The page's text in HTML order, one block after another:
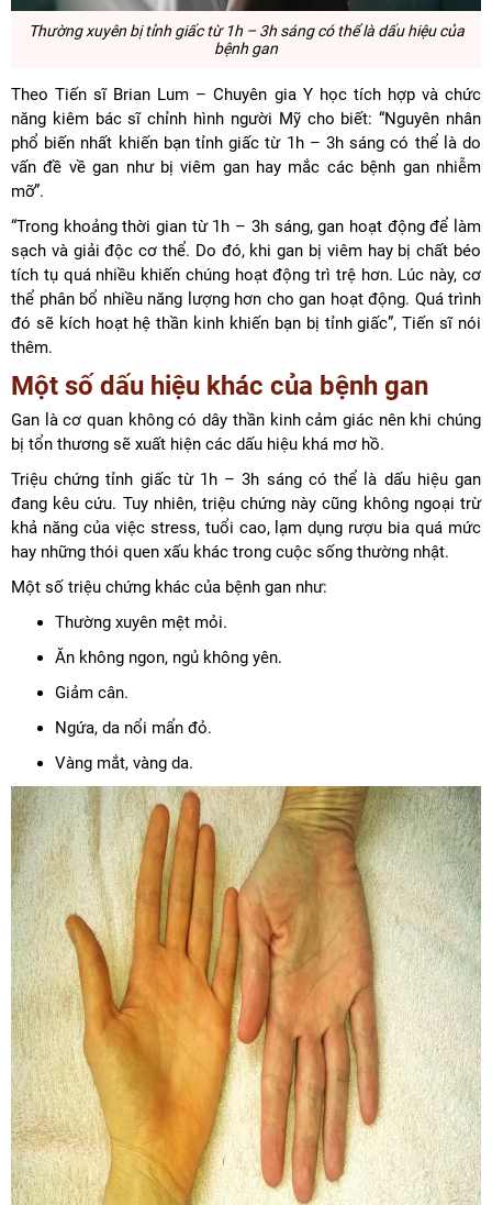
Thường xuyên bị tỉnh giấc từ 1h – 3h sáng có thể là dấu hiệu của
bệnh gan
Theo Tiến sĩ Brian Lum – Chuyên gia Y học tích hợp và chức
năng kiêm bác sĩ chỉnh hình người Mỹ cho biết: “Nguyên nhân
phổ biến nhất khiến bạn tỉnh giấc từ 1h – 3h sáng có thể là do
vấn đề về gan như bị viêm gan hay mắc các bệnh gan nhiễm
mỡ”.
“Trong khoảng thời gian từ 1h – 3h sáng, gan hoạt động để làm
sạch và giải độc cơ thể. Do đó, khi gan bị viêm hay bị chất béo
tích tụ quá nhiều khiến chúng hoạt động trì trệ hơn. Lúc này, cơ
thể phân bổ nhiều năng lượng hơn cho gan hoạt động. Quá trình
đó sẽ kích hoạt hệ thần kinh khiến bạn bị tỉnh giấc”, Tiến sĩ nói
thêm.
Một số dấu hiệu khác của bệnh gan
Gan là cơ quan không có dây thần kinh cảm giác nên khi chúng
bị tổn thương sẽ xuất hiện các dấu hiệu khá mơ hồ.
Triệu chứng tỉnh giấc từ 1h – 3h sáng có thể là dấu hiệu gan
đang kêu cứu. Tuy nhiên, triệu chứng này cũng không ngoại trừ
khả năng của việc stress, tuổi cao, lạm dụng rượu bia quá mức
hay những thói quen xấu khác trong cuộc sống thường nhật.
Một số triệu chứng khác của bệnh gan như:
Thường xuyên mệt mỏi.
Ăn không ngon, ngủ không yên.
Giảm cân.
Ngứa, da nổi mẩn đỏ.
Vàng mắt, vàng da.